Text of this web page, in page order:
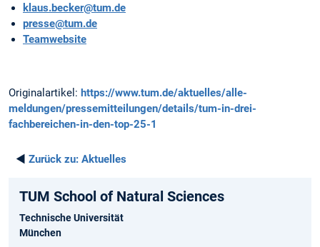
klaus.becker@tum.de
presse@tum.de
Teamwebsite
Originalartikel: https://www.tum.de/aktuelles/alle-
meldungen/pressemitteilungen/details/tum-in-drei-
fachbereichen-in-den-top-25-1
◄ Zurück zu: Aktuelles
TUM School of Natural Sciences
Technische Universität
München